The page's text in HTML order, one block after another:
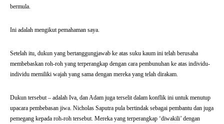
bermula.
Ini adalah mengikut pemahaman saya.
Setelah itu, dukun yang bertanggungjawab ke atas suku kaum ini telah berusaha
membebaskan roh-roh yang terperangkap dengan cara pembunuhan ke atas individu-
individu memiliki wajah yang sama dengan mereka yang telah dirakam.
Dukun tersebut – adalah Iva, dan Adam juga terselit dalam konflik ini untuk menutup
upacara pembebasan jiwa. Nicholas Saputra pula bertindak sebagai pembantu dan juga
pemegang kepada roh-roh tersebut. Mereka yang terperangkap ‘diwakili’ dengan